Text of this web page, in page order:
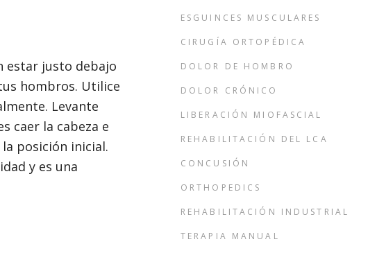
estar justo debajo
hombros. Utilice
Levante
caer la cabeza e
posición inicial.
y es una
ESGUINCES MUSCULARES
CIRUGÍA ORTOPÉDICA
DOLOR DE HOMBRO
DOLOR CRÓNICO
LIBERACIÓN MIOFASCIAL
REHABILITACIÓN DEL LCA
CONCUSIÓN
ORTHOPEDICS
REHABILITACIÓN INDUSTRIAL
TERAPIA MANUAL